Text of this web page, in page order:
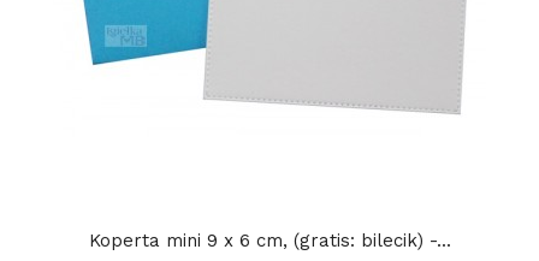
Koperta mini 9 x 6 cm, (gratis: bilecik) -...